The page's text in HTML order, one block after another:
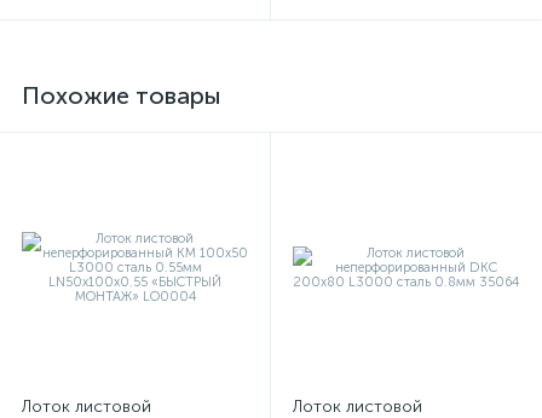
Похожие товары
Лоток листовой
Лоток листовой